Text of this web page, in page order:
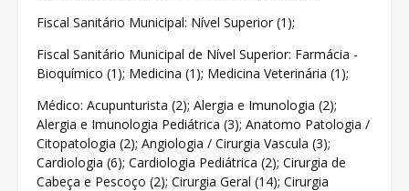
Fiscal Sanitário Municipal: Nível Superior (1);
Fiscal Sanitário Municipal de Nível Superior: Farmácia -
Bioquímico (1); Medicina (1); Medicina Veterinária (1);
Médico: Acupunturista (2); Alergia e Imunologia (2);
Alergia e Imunologia Pediátrica (3); Anatomo Patologia /
Citopatologia (2); Angiologia / Cirurgia Vascula (3);
Cardiologia (6); Cardiologia Pediátrica (2); Cirurgia de
Cabeça e Pescoço (2); Cirurgia Geral (14); Cirurgia